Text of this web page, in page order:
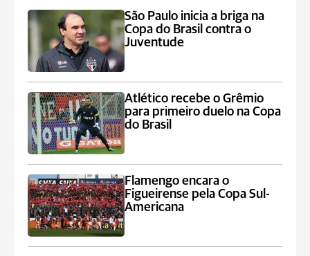
São Paulo inicia a briga na
Copa do Brasil contra o
Juventude
Atlético recebe o Grêmio
para primeiro duelo na Copa
do Brasil
Flamengo encara o
Figueirense pela Copa Sul-
Americana